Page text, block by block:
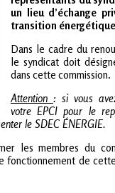
un lieu d’échange
transition
Dans le cadre du
le syndicat doit
dans cette commission.
Attention : si vous
votre EPCI pour le
le SDEC ÉNERGIE.
les membres du
de